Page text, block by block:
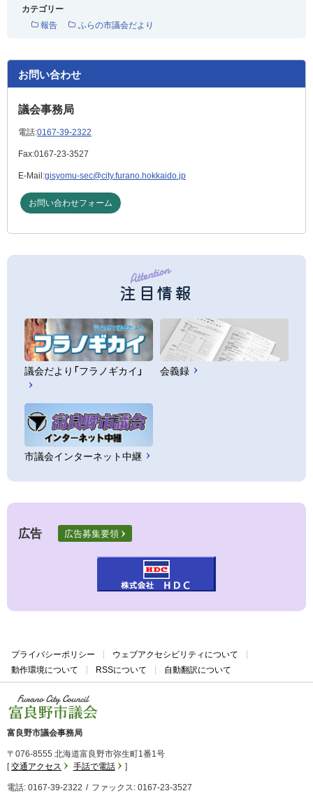
カテゴリー
報告
ふらの市議会だより
お問い合わせ
議会事務局
電話:0167-39-2322
Fax:0167-23-3527
E-Mail:gisyomu-sec@city.furano.hokkaido.jp
お問い合わせフォーム
注目情報
議会だより「フラノギカイ」 会義録
市議会インターネット中継
広告 広告募集要領
プライバシーポリシー
ウェブアクセシビリティについて
動作環境について
RSSについて 自動翻訳について
富良野市議会
富良野市議会事務局
〒076-8555 北海道富良野市弥生町1番1号
交通アクセス
手話で電話
電話: 0167-39-2322 ファックス: 0167-23-3527